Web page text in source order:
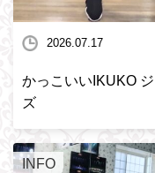
2026.07.17
かっこいいIKUKO
ズ
INFO